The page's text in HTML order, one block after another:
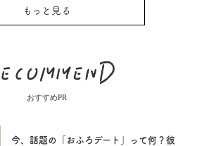
もっと見る
おすすめPR
今、話題の「おふろデート」って何？彼